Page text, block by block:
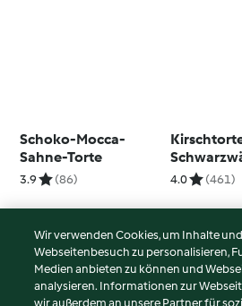
Schoko-Mocca-
Sahne-Torte
3.9 (86) 4.0 (461)
© Copyright 2026
Nutzungsbedingungen
Wir verwenden Cookies, um Inhalte
Webseitenbesuch zu personalisieren,
Medien anbieten zu können und
analysieren. Informationen zur
wir außerdem an unsere Partner für